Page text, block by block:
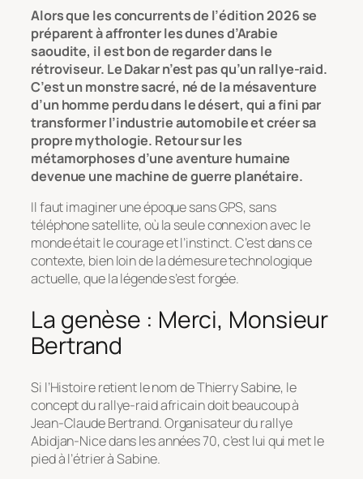
Alors que les concurrents de l’édition 2026 se
préparent à affronter les dunes d’Arabie
saoudite, il est bon de regarder dans le
rétroviseur. Le Dakar n’est pas qu’un rallye-raid.
C’est un monstre sacré, né de la mésaventure
d’un homme perdu dans le désert, qui a fini par
transformer l’industrie automobile et créer sa
propre mythologie. Retour sur les
métamorphoses d’une aventure humaine
devenue une machine de guerre planétaire.
Il faut imaginer une époque sans GPS, sans
téléphone satellite, où la seule connexion avec le
monde était le courage et l’instinct. C’est dans ce
contexte, bien loin de la démesure technologique
actuelle, que la légende s’est forgée.
La genèse : Merci, Monsieur
Bertrand
Si l’Histoire retient le nom de Thierry Sabine, le
concept du rallye-raid africain doit beaucoup à
Jean-Claude Bertrand. Organisateur du rallye
Abidjan-Nice dans les années 70, c’est lui qui met le
pied à l’étrier à Sabine.